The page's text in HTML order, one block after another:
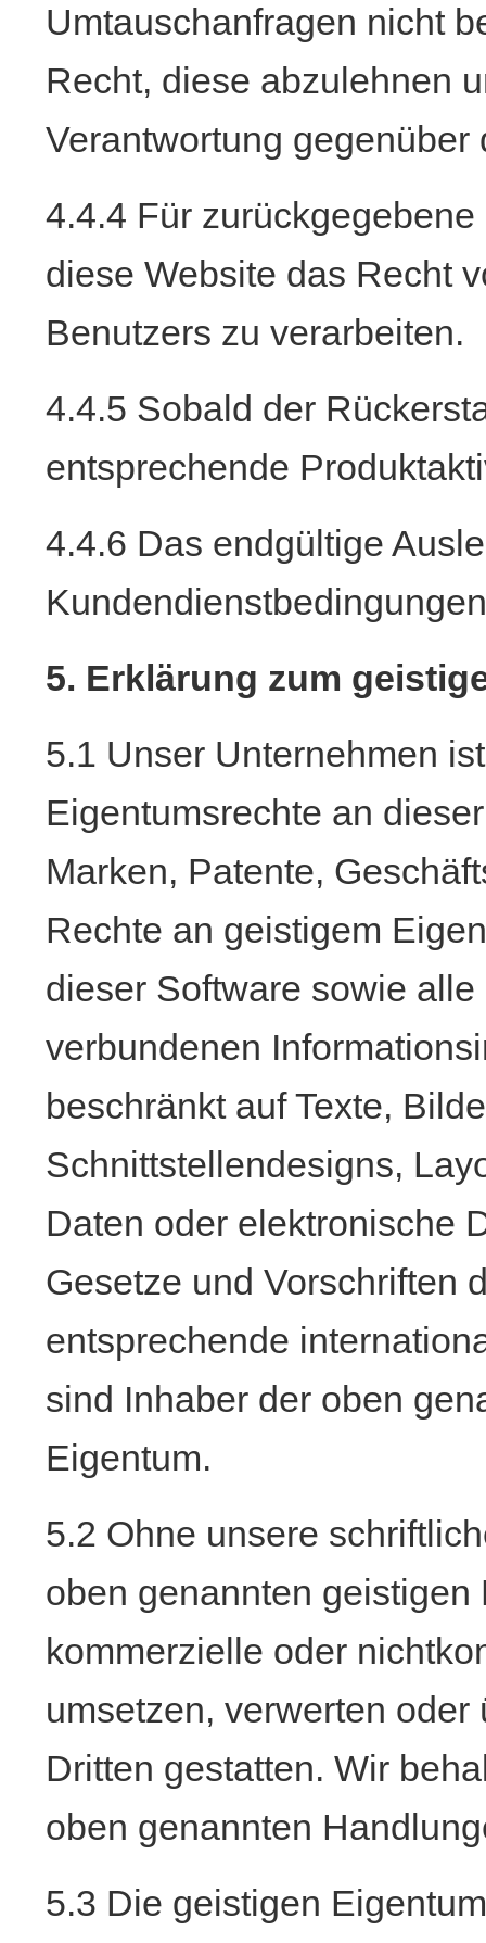
Umtauschanfragen nicht
Recht, diese abzulehnen
Verantwortung gegenüber
4.4.4 Für
diese Website das Recht
Benutzers zu verarbeiten.
4.4.5 Sobald der
entsprechende
4.4.6 Das endgültige
5. Erklärung zum
5.1 Unser Unternehmen
Eigentumsrechte an
Marken, Patente,
Rechte an geistigem
dieser Software sowie
verbundenen
beschränkt auf Texte,
Schnittstellendesigns,
Daten oder elektronische
Gesetze und Vorschriften
entsprechende
sind Inhaber der oben
Eigentum.
5.2 Ohne unsere
oben genannten
kommerzielle oder
umsetzen, verwerten
Dritten gestatten. Wir
oben genannten
5.3 Die geistigen